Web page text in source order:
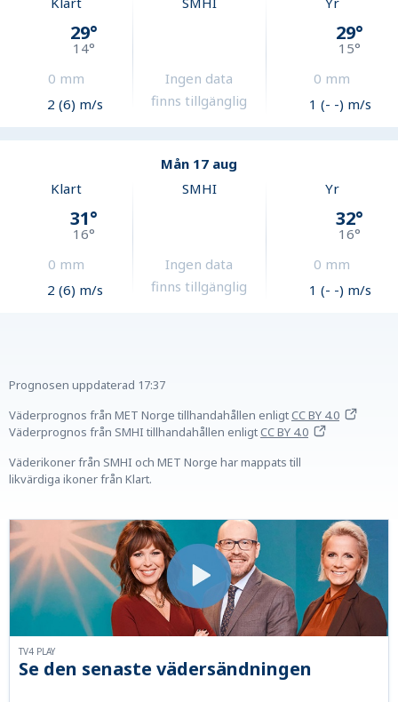
29°
14°
0 mm
2 (6) m/s
Ingen data
finns tillgänglig
29°
15°
0 mm
1 (- -) m/s
Mån 17 aug
Klart
31°
16°
0 mm
2 (6) m/s
SMHI
Ingen data
finns tillgänglig
Yr
32°
16°
0 mm
1 (- -) m/s
Prognosen uppdaterad 17:37
Väderprognos från MET Norge tillhandahållen enligtCC BY 4.0
Väderprognos från SMHI tillhandahållen enligtCC BY 4.0
Väderikoner från SMHI och MET Norge har mappats till
likvärdiga ikoner från Klart.
Se den senaste vädersändningen
TV4 PLAY